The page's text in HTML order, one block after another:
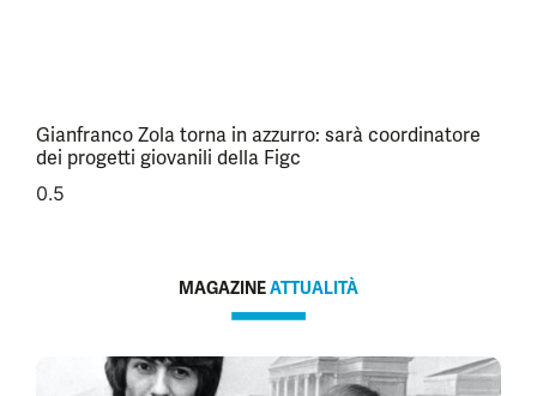
Gianfranco Zola torna in azzurro: sarà coordinatore
dei progetti giovanili della Figc
MAGAZINEATTUALITÀ